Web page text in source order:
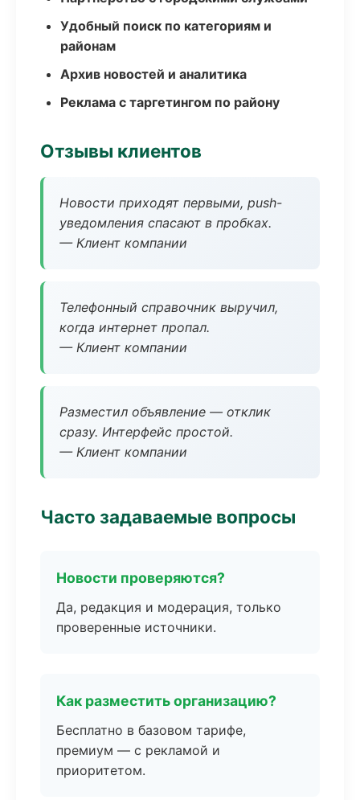
Удобный поиск по категориям и
районам
Архив новостей и аналитика
Реклама с таргетингом по району
Отзывы клиентов
Новости приходят первыми, push-
уведомления спасают в пробках.
— Клиент компании
Телефонный справочник выручил,
когда интернет пропал.
— Клиент компании
Разместил объявление — отклик
сразу. Интерфейс простой.
— Клиент компании
Часто задаваемые вопросы
Новости проверяются?
Да, редакция и модерация, только
проверенные источники.
Как разместить организацию?
Бесплатно в базовом тарифе,
премиум — с рекламой и
приоритетом.